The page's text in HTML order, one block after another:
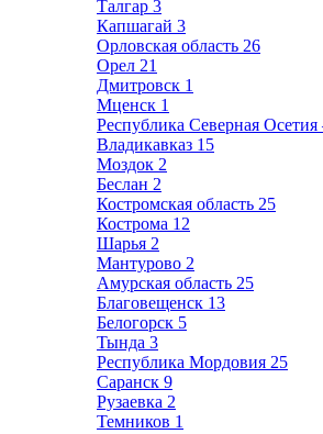
Талгар 3
Капшагай 3
Орловская область 26
Орел 21
Дмитровск 1
Мценск 1
Республика Северная
Владикавказ 15
Моздок 2
Беслан 2
Костромская область 25
Кострома 12
Шарья 2
Мантурово 2
Амурская область 25
Благовещенск 13
Белогорск 5
Тында 3
Республика Мордовия 25
Саранск 9
Рузаевка 2
Темников 1